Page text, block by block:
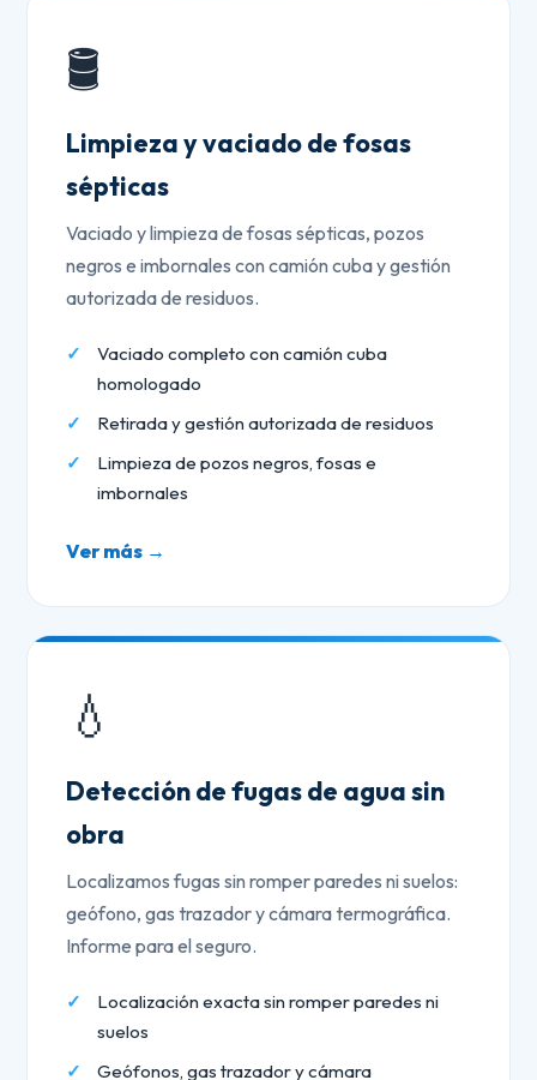
🛢️
Limpieza y vaciado de fosas
sépticas
Vaciado y limpieza de fosas sépticas, pozos
negros e imbornales con camión cuba y gestión
autorizada de residuos.
Vaciado completo con camión cuba
homologado
Retirada y gestión autorizada de residuos
Limpieza de pozos negros, fosas e
imbornales
Ver más →
💧
Detección de fugas de agua sin
obra
Localizamos fugas sin romper paredes ni suelos:
geófono, gas trazador y cámara termográfica.
Informe para el seguro.
Localización exacta sin romper paredes ni
suelos
Geófonos, gas trazador y cámara